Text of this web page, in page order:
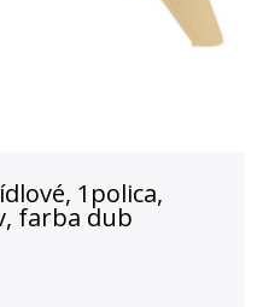
1polica,
farba dub